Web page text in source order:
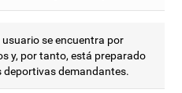
se encuentra por
y, por tanto, está preparado
demandantes.